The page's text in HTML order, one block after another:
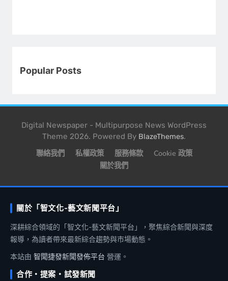
Popular Posts
Digital Newspaper - Multipurpose News WordPress
Theme 2026. Powered By BlazeThemes.
聯絡我們 私權政策 服務條款
Cookie 政策
關於我們
關於「智文化-藝文新聞平台」
深耕綜合領域的「智文化-藝文新聞平台」，聚焦綜合新聞與深度
報導，為讀者帶來最新綜合趨勢與市場動態。
本站由 智聞捷發新聞發佈平台 營運。
合作・提案・試發新聞